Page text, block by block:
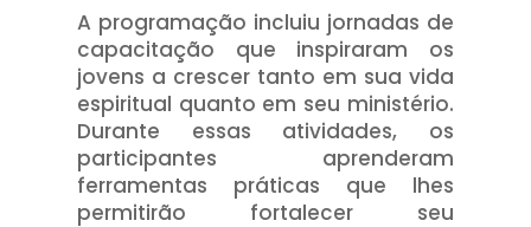
A programação incluiu jornadas de
capacitação que inspiraram os
jovens a crescer tanto em sua vida
espiritual quanto em seu ministério.
Durante essas atividades, os
participantes aprenderam
ferramentas práticas que lhes
permitirão fortalecer seu